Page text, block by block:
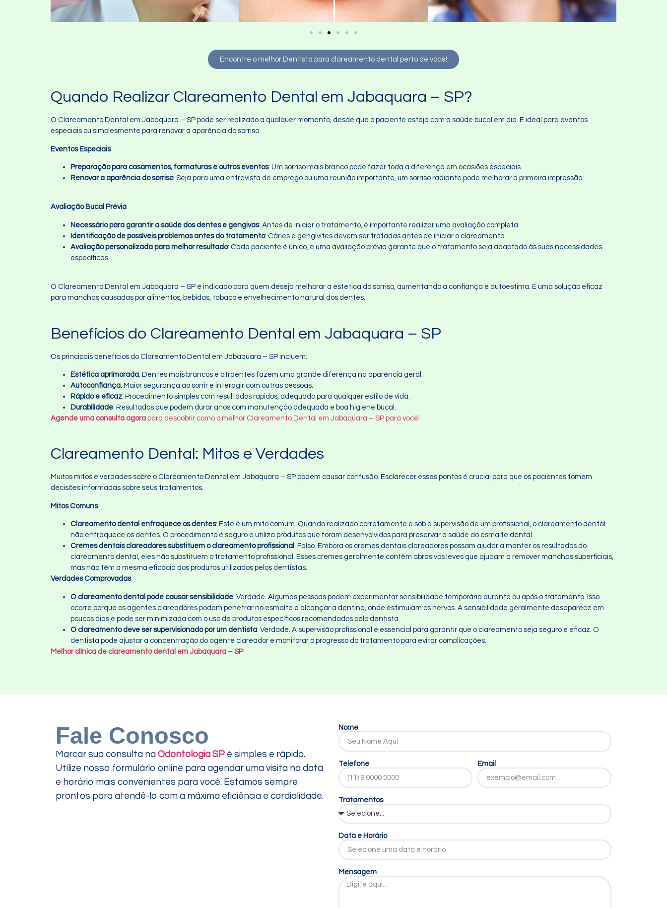
Encontre o melhor Dentista para clareamento dental perto de você!
Quando Realizar Clareamento Dental em Jabaquara – SP?
O Clareamento Dental em Jabaquara – SP pode ser realizado a qualquer momento, desde que o paciente esteja com a saúde bucal em dia. É ideal para eventos
especiais ou simplesmente para renovar a aparência do sorriso.
Eventos Especiais
Preparação para casamentos, formaturas e outros eventos: Um sorriso mais branco pode fazer toda a diferença em ocasiões especiais.
Renovar a aparência do sorriso: Seja para uma entrevista de emprego ou uma reunião importante, um sorriso radiante pode melhorar a primeira impressão.
Avaliação Bucal Prévia
Necessário para garantir a saúde dos dentes e gengivas: Antes de iniciar o tratamento, é importante realizar uma avaliação completa.
Identificação de possíveis problemas antes do tratamento: Cáries e gengivites devem ser tratadas antes de iniciar o clareamento.
Avaliação personalizada para melhor resultado: Cada paciente é único, e uma avaliação prévia garante que o tratamento seja adaptado às suas necessidades
específicas.
O Clareamento Dental em Jabaquara – SP é indicado para quem deseja melhorar a estética do sorriso, aumentando a confiança e autoestima. É uma solução eficaz
para manchas causadas por alimentos, bebidas, tabaco e envelhecimento natural dos dentes.
Benefícios do Clareamento Dental em Jabaquara – SP
Os principais benefícios do Clareamento Dental em Jabaquara – SP incluem:
Estética aprimorada: Dentes mais brancos e atraentes fazem uma grande diferença na aparência geral.
Autoconfiança: Maior segurança ao sorrir e interagir com outras pessoas.
Rápido e eficaz: Procedimento simples com resultados rápidos, adequado para qualquer estilo de vida.
Durabilidade: Resultados que podem durar anos com manutenção adequada e boa higiene bucal.
Agende uma consulta agora para descobrir como o melhor Clareamento Dental em Jabaquara – SP para você!
Clareamento Dental: Mitos e Verdades
Muitos mitos e verdades sobre o Clareamento Dental em Jabaquara – SP podem causar confusão. Esclarecer esses pontos é crucial para que os pacientes tomem
decisões informadas sobre seus tratamentos.
Mitos Comuns
Clareamento dental enfraquece os dentes: Este é um mito comum. Quando realizado corretamente e sob a supervisão de um profissional, o clareamento dental
não enfraquece os dentes. O procedimento é seguro e utiliza produtos que foram desenvolvidos para preservar a saúde do esmalte dental.
Cremes dentais clareadores substituem o clareamento profissional : Falso. Embora os cremes dentais clareadores possam ajudar a manter os resultados do
clareamento dental, eles não substituem o tratamento profissional. Esses cremes geralmente contêm abrasivos leves que ajudam a remover manchas superficiais,
mas não têm a mesma eficácia dos produtos utilizados pelos dentistas.
Verdades Comprovadas
O clareamento dental pode causar sensibilidade: Verdade. Algumas pessoas podem experimentar sensibilidade temporária durante ou após o tratamento. Isso
ocorre porque os agentes clareadores podem penetrar no esmalte e alcançar a dentina, onde estimulam os nervos. A sensibilidade geralmente desaparece em
poucos dias e pode ser minimizada com o uso de produtos específicos recomendados pelo dentista.
O clareamento deve ser supervisionado por um dentista: Verdade. A supervisão profissional é essencial para garantir que o clareamento seja seguro e eficaz. O
dentista pode ajustar a concentração do agente clareador e monitorar o progresso do tratamento para evitar complicações.
Melhor clínica de clareamento dental em Jabaquara – SP
Fale Conosco
Marcar sua consulta na Odontologia SP é simples e rápido.
Utilize nosso formulário online para agendar uma visita na data
e horário mais convenientes para você. Estamos sempre
prontos para atendê-lo com a máxima eficiência e cordialidade.
Nome
Telefone Email
Tratamentos
Data e Horário
Mensagem